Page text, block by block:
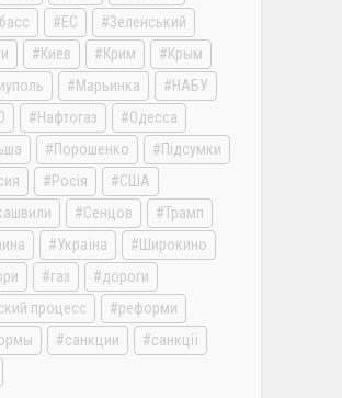
ЕС
Зеленський
Киев Крим
Крым
Марьинка
НАБУ
Нафтогаз
Одесса
Порошенко
Підсумки
Росія
США
Сенцов
Трамп
Україна
Широкино
газ
дороги
процесс
реформи
санкции
санкції